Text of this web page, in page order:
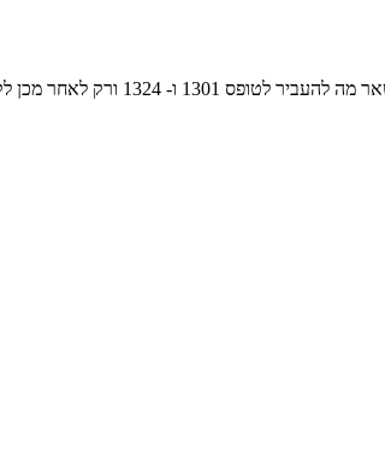
ורק לאחר מכן לקזז מרווח הון?